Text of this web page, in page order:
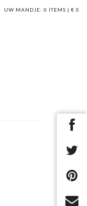
UW MANDJE: 0 ITEMS | € 0